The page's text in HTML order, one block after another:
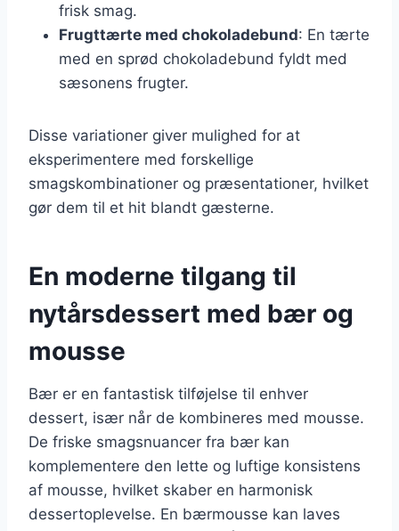
frisk smag.
Frugttærte med chokoladebund: En tærte
med en sprød chokoladebund fyldt med
sæsonens frugter.
Disse variationer giver mulighed for at
eksperimentere med forskellige
smagskombinationer og præsentationer, hvilket
gør dem til et hit blandt gæsterne.
En moderne tilgang til
nytårsdessert med bær og
mousse
Bær er en fantastisk tilføjelse til enhver
dessert, især når de kombineres med mousse.
De friske smagsnuancer fra bær kan
komplementere den lette og luftige konsistens
af mousse, hvilket skaber en harmonisk
dessertoplevelse. En bærmousse kan laves